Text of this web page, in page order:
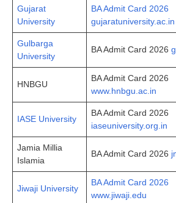
Gujarat
University
BA Admit Card 2026
gujaratuniversity.ac.in
Gulbarga
University
BA Admit Card 2026
HNBGU
BA Admit Card 2026
www.hnbgu.ac.in
IASE University
BA Admit Card 2026
iaseuniversity.org.in
Jamia Millia
Islamia
BA Admit Card 2026
Jiwaji University
BA Admit Card 2026
www.jiwaji.edu